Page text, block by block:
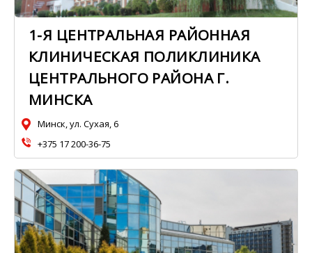
1-Я ЦЕНТРАЛЬНАЯ РАЙОННАЯ
КЛИНИЧЕСКАЯ ПОЛИКЛИНИКА
ЦЕНТРАЛЬНОГО РАЙОНА Г.
МИНСКА
Минск, ул. Сухая, 6
+375 17 200-36-75